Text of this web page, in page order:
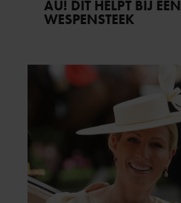
AU! DIT HELPT BIJ EEN
WESPENSTEEK